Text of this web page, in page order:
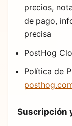
precios,
de pago,
precisa
PostHog
Política de
Suscripción